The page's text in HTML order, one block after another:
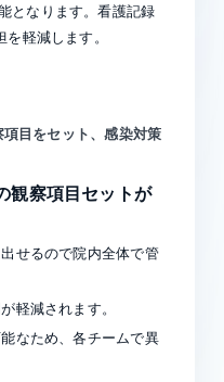
となります。看護記録
軽減します。
項目をセット、感染対策
観察項目セットが
せるので院内全体で管
軽減されます。
なため、各チームで異